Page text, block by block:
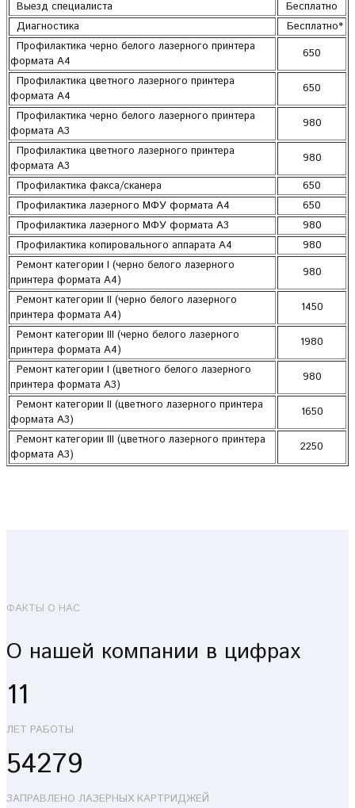
Выезд специалиста
Бесплатно
Диагностика
Бесплатно*
Профилактика черно белого лазерного принтера
формата А4
650
Профилактика цветного лазерного принтера
формата А4
650
Профилактика черно белого лазерного принтера
формата А3
980
Профилактика цветного лазерного принтера
формата А3
980
Профилактика факса/сканера
650
Профилактика лазерного МФУ формата А4
650
Профилактика лазерного МФУ формата А3
980
Профилактика копировального аппарата А4
980
Ремонт категории I (черно белого лазерного
принтера формата А4)
980
Ремонт категории II (черно белого лазерного
принтера формата А4)
1450
Ремонт категории III (черно белого лазерного
принтера формата А4)
1980
Ремонт категории I (цветного белого лазерного
принтера формата А3)
980
Ремонт категории II (цветного лазерного принтера
формата А3)
1650
Ремонт категории III (цветного лазерного принтера
формата А3)
2250
ФАКТЫ О НАС
О нашей компании в цифрах
11
ЛЕТ РАБОТЫ
54279
ЗАПРАВЛЕНО ЛАЗЕРНЫХ КАРТРИДЖЕЙ